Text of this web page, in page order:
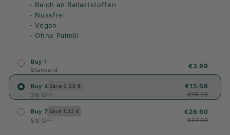
- Reich an Ballaststoffen
- Nussfrei
- Vegan
- Ohne Palmöl
Buy 1
Standard
€3.99
Buy 4 Save 0,28 €
2% OFF
€15.68
€15.96
Buy 7 Save 1,33 €
5% OFF
€26.60
€27.93